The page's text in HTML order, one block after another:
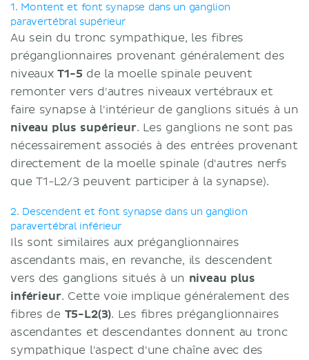
1. Montent et font synapse dans un ganglion
paravertébral supérieur
Au sein du tronc sympathique, les fibres
préganglionnaires provenant généralement des
niveauxT1-5 de la moelle spinale peuvent
remonter vers d'autres niveaux vertébraux et
faire synapse à l'intérieur de ganglions situés à un
niveau plus supérieur. Les ganglions ne sont pas
nécessairement associés à des entrées provenant
directement de la moelle spinale (d'autres nerfs
que T1-L2/3 peuvent participer à la synapse).
2. Descendent et font synapse dans un ganglion
paravertébral inférieur
Ils sont similaires aux préganglionnaires
ascendants mais, en revanche, ils descendent
vers des ganglions situés à un niveau plus
inférieur. Cette voie implique généralement des
fibres de T5-L2(3). Les fibres préganglionnaires
ascendantes et descendantes donnent au tronc
sympathique l'aspect d'une chaîne avec des